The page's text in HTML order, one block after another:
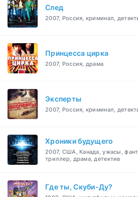
След
2007, Россия, криминал,
Принцесса цирка
2007, Россия, драма
Эксперты
2007, Россия, криминал,
Хроники будущего
2007, США, Канада, ужасы,
триллер, драма, детектив
Где ты, Скуби-Ду?